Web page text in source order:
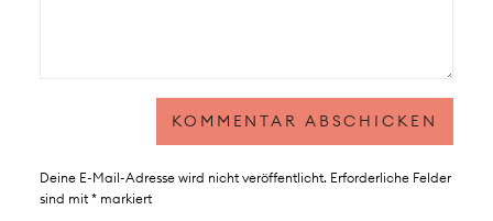
Deine E-Mail-Adresse wird nicht veröffentlicht. Erforderliche Felder
sind mit *markiert